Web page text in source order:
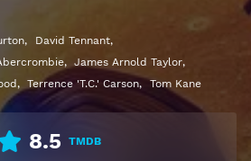
, David Tennant,
, James Arnold Taylor,
, Terrence 'T.C.' Carson, Tom Kane
8.5 TMDB